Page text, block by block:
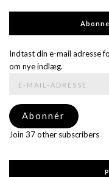
Indtast din e-mail adresse
om nye indlæg.
adresse
Abonnér
Join 37 other subscribers